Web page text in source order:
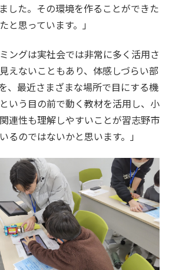
した。その環境を作ることができた
と思っています。」
ングは実社会では非常に多く活用さ
えないこともあり、体感しづらい部
、最近さまざまな場所で目にする機
いう目の前で動く教材を活用し、小
連性も理解しやすいことが習志野市
るのではないかと思います。」